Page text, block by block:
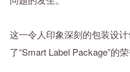
这一令人印象深刻的包装设
了“Smart Label Package”的荣